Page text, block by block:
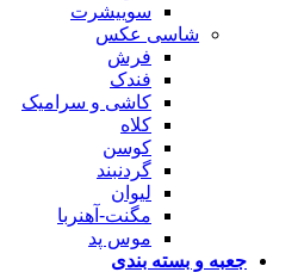
سوییشرت
شاسی عکس
فرش
فندک
کاشی و سرامیک
کلاه
کوسن
گردنبند
لیوان
مگنت-آهنربا
موس پد
جعبه و بسته بندی